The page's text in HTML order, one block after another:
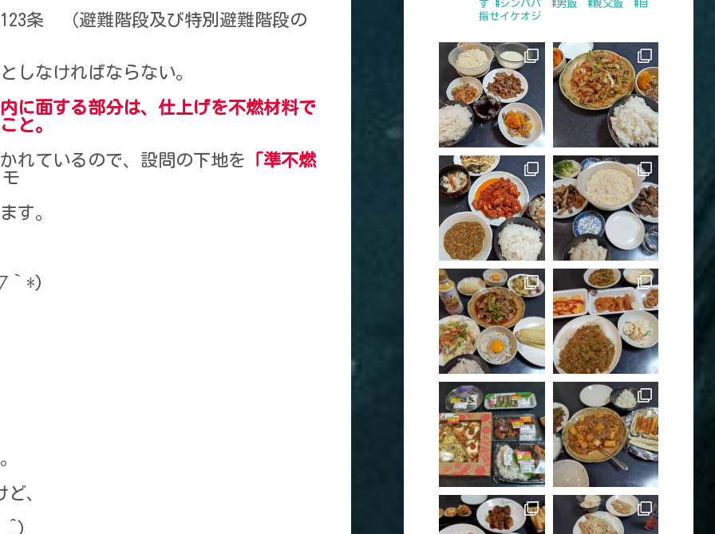
条 （避難階段及び特別避難階段の
なければならない。
に面する部分は、仕上げを不燃材料で
と。
れているので、設問の下地を 「準不燃
す。
｀*)
、
す #シンパパ #男飯 #親父飯 #目
指せイケオジ